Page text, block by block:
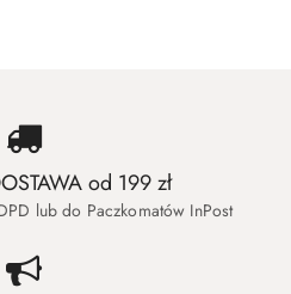
od 199 zł
lub do Paczkomatów InPost